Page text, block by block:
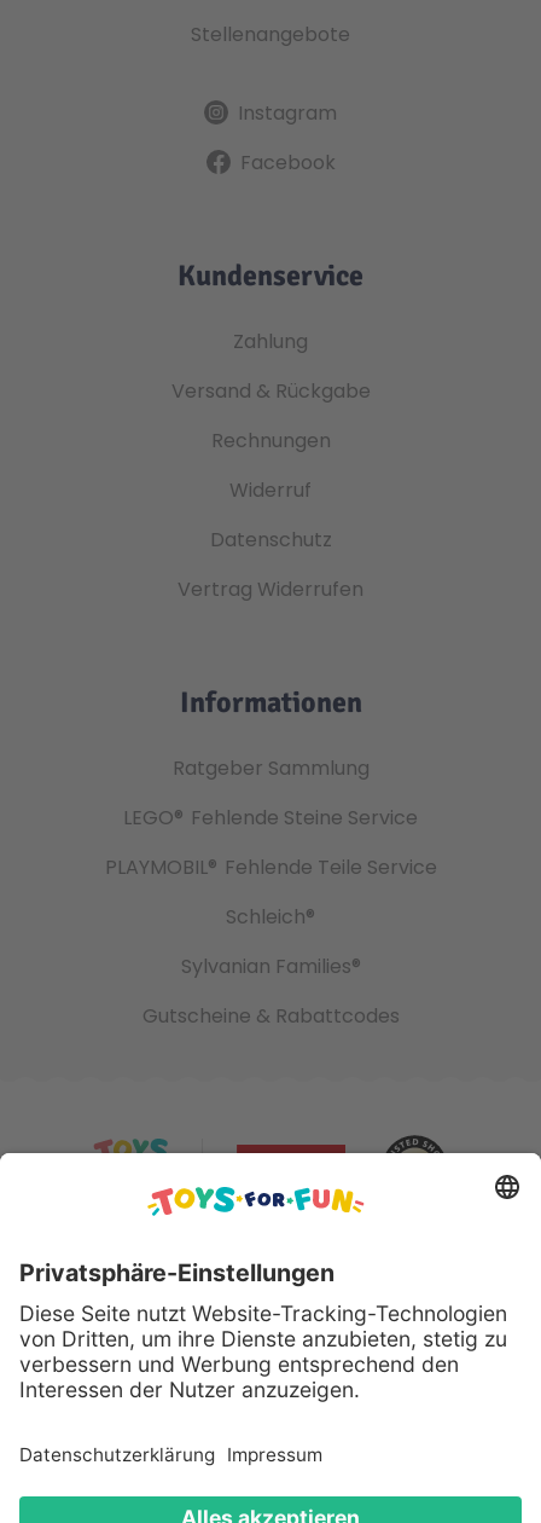
Stellenangebote
Instagram
Facebook
Kundenservice
Zahlung
Versand & Rückgabe
Rechnungen
Widerruf
Datenschutz
Vertrag Widerrufen
Informationen
Ratgeber Sammlung
LEGO® Fehlende Steine Service
PLAYMOBIL® Fehlende Teile Service
Schleich®
Sylvanian Families®
Gutscheine & Rabattcodes
Sicher bezahlen mit:
Alle genannten Produkte und Logos sind eingetragene
Warenzeichen der jeweiligen Hersteller.